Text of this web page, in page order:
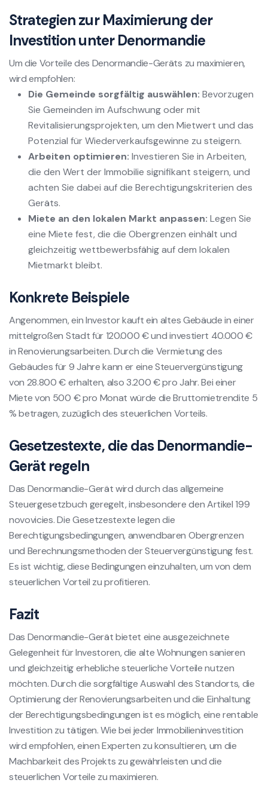
Strategien zur Maximierung der
Investition unter Denormandie
Um die Vorteile des Denormandie-Geräts zu maximieren,
wird empfohlen:
Die Gemeinde sorgfältig auswählen: Bevorzugen
Sie Gemeinden im Aufschwung oder mit
Revitalisierungsprojekten, um den Mietwert und das
Potenzial für Wiederverkaufsgewinne zu steigern.
Arbeiten optimieren: Investieren Sie in Arbeiten,
die den Wert der Immobilie signifikant steigern, und
achten Sie dabei auf die Berechtigungskriterien des
Geräts.
Miete an den lokalen Markt anpassen: Legen Sie
eine Miete fest, die die Obergrenzen einhält und
gleichzeitig wettbewerbsfähig auf dem lokalen
Mietmarkt bleibt.
Konkrete Beispiele
Angenommen, ein Investor kauft ein altes Gebäude in einer
mittelgroßen Stadt für 120.000 € und investiert 40.000 €
in Renovierungsarbeiten. Durch die Vermietung des
Gebäudes für 9 Jahre kann er eine Steuervergünstigung
von 28.800 € erhalten, also 3.200 € pro Jahr. Bei einer
Miete von 500 € pro Monat würde die Bruttomietrendite 5
% betragen, zuzüglich des steuerlichen Vorteils.
Gesetzestexte, die das Denormandie-
Gerät regeln
Das Denormandie-Gerät wird durch das allgemeine
Steuergesetzbuch geregelt, insbesondere den Artikel 199
novovicies. Die Gesetzestexte legen die
Berechtigungsbedingungen, anwendbaren Obergrenzen
und Berechnungsmethoden der Steuervergünstigung fest.
Es ist wichtig, diese Bedingungen einzuhalten, um von dem
steuerlichen Vorteil zu profitieren.
Fazit
Das Denormandie-Gerät bietet eine ausgezeichnete
Gelegenheit für Investoren, die alte Wohnungen sanieren
und gleichzeitig erhebliche steuerliche Vorteile nutzen
möchten. Durch die sorgfältige Auswahl des Standorts, die
Optimierung der Renovierungsarbeiten und die Einhaltung
der Berechtigungsbedingungen ist es möglich, eine rentable
Investition zu tätigen. Wie bei jeder Immobilieninvestition
wird empfohlen, einen Experten zu konsultieren, um die
Machbarkeit des Projekts zu gewährleisten und die
steuerlichen Vorteile zu maximieren.